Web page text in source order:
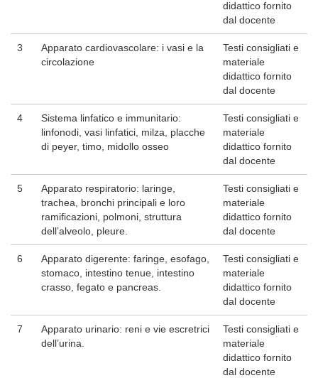
didattico fornito
dal docente
3
Apparato cardiovascolare: i vasi e la
circolazione
Testi consigliati e
materiale
didattico fornito
dal docente
4
Sistema linfatico e immunitario:
linfonodi, vasi linfatici, milza, placche
di peyer, timo, midollo osseo
Testi consigliati e
materiale
didattico fornito
dal docente
5
Apparato respiratorio: laringe,
trachea, bronchi principali e loro
ramificazioni, polmoni, struttura
dell’alveolo, pleure.
Testi consigliati e
materiale
didattico fornito
dal docente
6
Apparato digerente: faringe, esofago,
stomaco, intestino tenue, intestino
crasso, fegato e pancreas.
Testi consigliati e
materiale
didattico fornito
dal docente
7
Apparato urinario: reni e vie escretrici
dell’urina.
Testi consigliati e
materiale
didattico fornito
dal docente